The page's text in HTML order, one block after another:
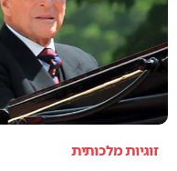
זוגיות מלכותית